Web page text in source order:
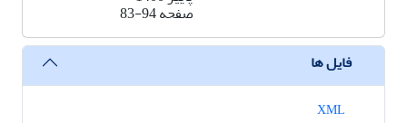
صفحه83-94
فایل ها